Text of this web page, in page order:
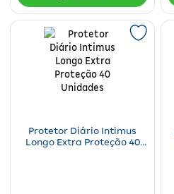
Protetor Diário Intimus
Longo Extra Proteção 40